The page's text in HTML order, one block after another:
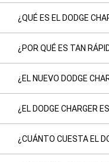
¿QUÉ ES EL DODGE
¿POR QUÉ ES TAN
¿EL NUEVO DODGE
¿EL DODGE CHARGER
¿CUÁNTO CUESTA EL